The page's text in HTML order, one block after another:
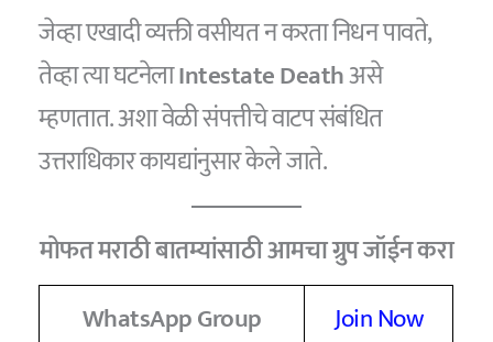
जेव्हा एखादी व्यक्ती वसीयत न करता निधन पावते,
तेव्हा त्या घटनेलाIntestate Deathअसे
म्हणतात. अशा वेळी संपत्तीचे वाटप संबंधित
उत्तराधिकार कायद्यांनुसार केले जाते.
मोफत मराठी बातम्यांसाठी आमचा ग्रुप जॉईन करा
WhatsApp Group
Join Now